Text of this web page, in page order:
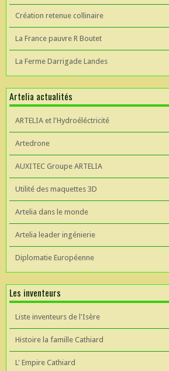
Création retenue collinaire
La France pauvre R Boutet
La Ferme Darrigade Landes
Artelia actualités
ARTELIA et l'Hydroéléctricité
Artedrone
AUXITEC Groupe ARTELIA
Utilité des maquettes 3D
Artelia dans le monde
Artelia leader ingénierie
Diplomatie Européenne
Les inventeurs
Liste inventeurs de l'Isère
Histoire la famille Cathiard
L' Empire Cathiard